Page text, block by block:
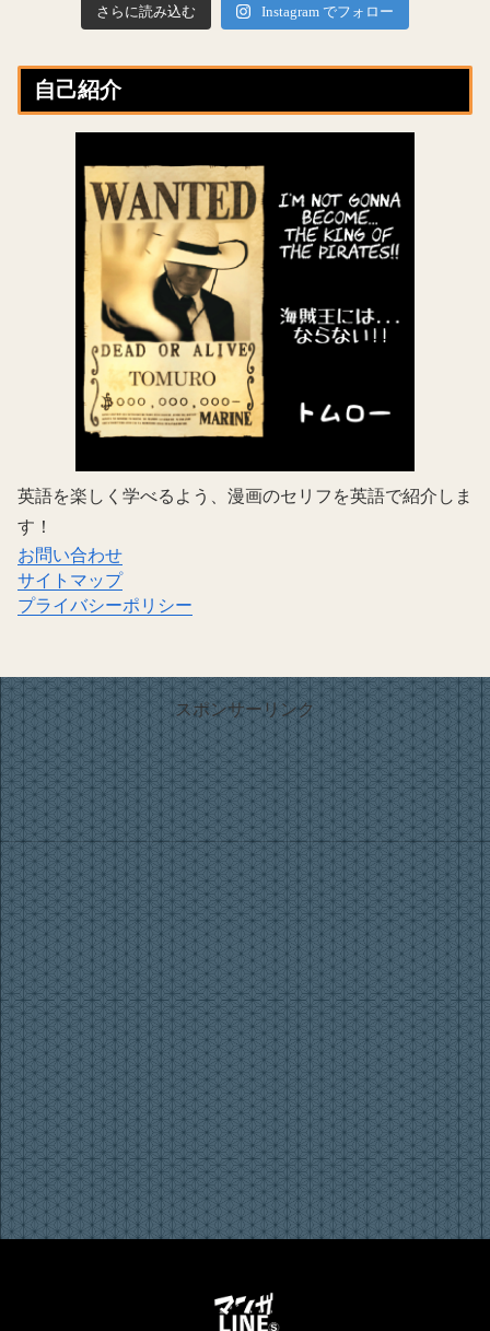
さらに読み込む Instagram でフォロー
自己紹介
英語を楽しく学べるよう、漫画のセリフを英語で紹介しま
す！
お問い合わせ
サイトマップ
プライバシーポリシー
スポンサーリンク